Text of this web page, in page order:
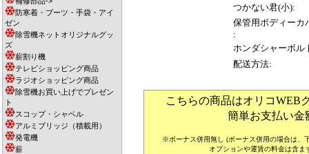
防寒着・ブーツ・手袋・アイ
ゼン
除雪機ネットオリジナルグッ
ズ
薪割り機
テレビショッピング商品
ラジオショッピング商品
除雪機お買い上げでプレゼン
ト
スコップ・シャベル
アルミブリッジ（積載用）
発電機
薪
つかない君(小):
保管用ボディーカ
:
ホンダシャーボル
配送方法:
こちらの商品はオリコWEB
簡単お支払い金
※ボーナス併用無し (ボーナス併用の場合は、
オプションや運賃の料金は含ま